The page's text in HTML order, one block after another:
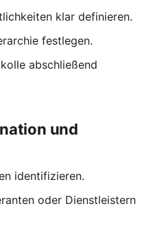
klar definieren.
festlegen.
abschließend
und
identifizieren.
oder Dienstleistern